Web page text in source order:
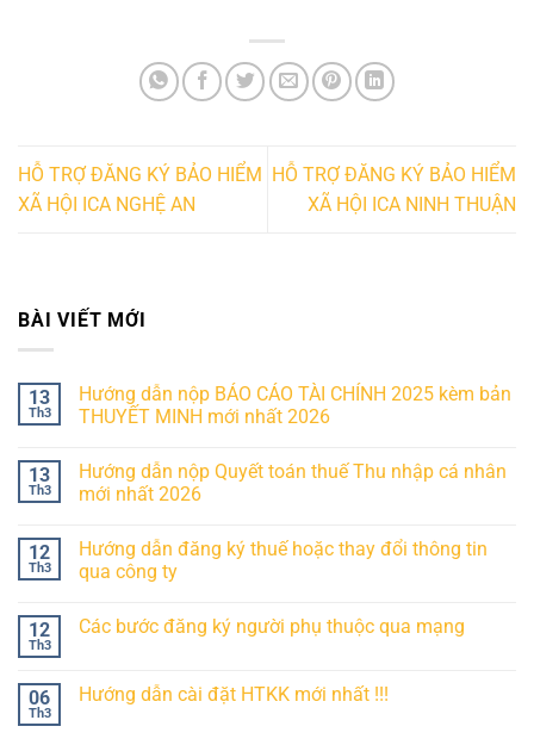
HỖ TRỢ ĐĂNG KÝ BẢO HIỂM
XÃ HỘI ICA NGHỆ AN
HỖ TRỢ ĐĂNG KÝ BẢO HIỂM
XÃ HỘI ICA NINH THUẬN
BÀI VIẾT MỚI
13
Th3
Hướng dẫn nộp BÁO CÁO TÀI CHÍNH 2025 kèm bản
THUYẾT MINH mới nhất 2026
13
Th3
Hướng dẫn nộp Quyết toán thuế Thu nhập cá nhân
mới nhất 2026
12
Th3
Hướng dẫn đăng ký thuế hoặc thay đổi thông tin
qua công ty
12
Th3
Các bước đăng ký người phụ thuộc qua mạng
06
Th3
Hướng dẫn cài đặt HTKK mới nhất !!!